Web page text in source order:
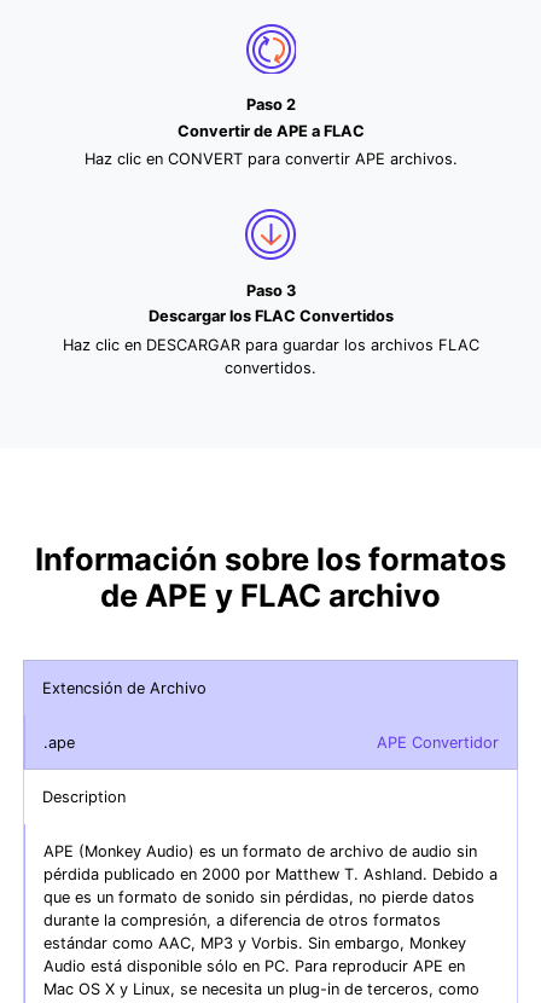
Paso 2
Convertir de APE a FLAC
Haz clic en CONVERT para convertir APE archivos.
Paso 3
Descargar los FLAC Convertidos
Haz clic en DESCARGAR para guardar los archivos FLAC
convertidos.
Información sobre los formatos
de APE y FLAC archivo
Extencsión de Archivo
.ape APE Convertidor
Description
APE (Monkey Audio) es un formato de archivo de audio sin
pérdida publicado en 2000 por Matthew T. Ashland. Debido a
que es un formato de sonido sin pérdidas, no pierde datos
durante la compresión, a diferencia de otros formatos
estándar como AAC, MP3 y Vorbis. Sin embargo, Monkey
Audio está disponible sólo en PC. Para reproducir APE en
Mac OS X y Linux, se necesita un plug-in de terceros, como